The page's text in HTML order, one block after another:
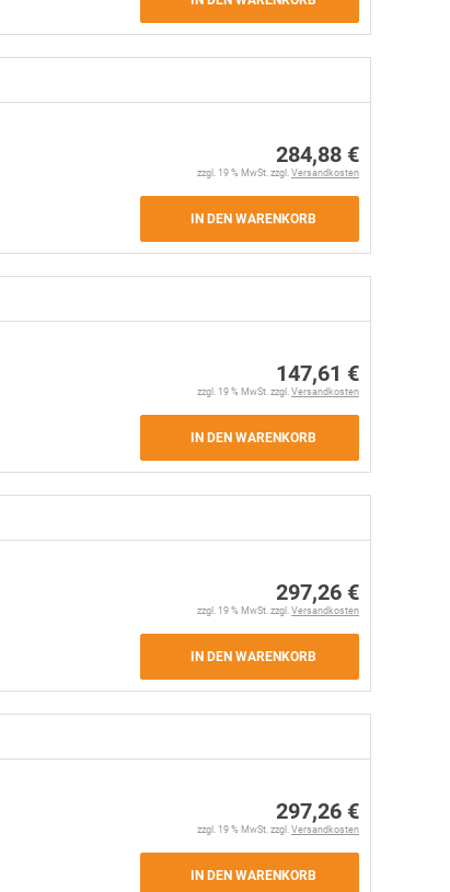
284,88 €
zzgl. 19 % MwSt. zzgl. Versandkosten
IN DEN WARENKORB
147,61 €
zzgl. 19 % MwSt. zzgl. Versandkosten
IN DEN WARENKORB
297,26 €
zzgl. 19 % MwSt. zzgl. Versandkosten
IN DEN WARENKORB
297,26 €
zzgl. 19 % MwSt. zzgl. Versandkosten
IN DEN WARENKORB